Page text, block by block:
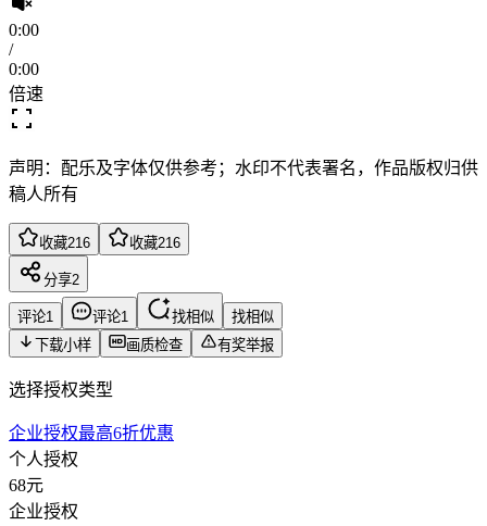
0:00
/
0:00
倍速
声明：配乐及字体仅供参考；水印不代表署名，作品版权归供
稿人所有
收藏216 收藏216
分享2
评论1 评论1 找相似
找相似
下载小样
画质检查 有奖举报
选择授权类型
企业授权最高6折优惠
个人授权
68元
企业授权